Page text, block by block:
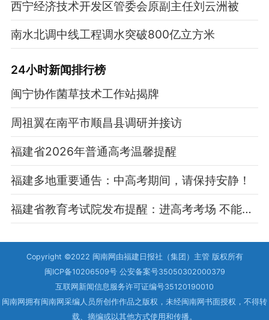
西宁经济技术开发区管委会原副主任刘云洲被
南水北调中线工程调水突破800亿立方米
24小时新闻排行榜
闽宁协作菌草技术工作站揭牌
周祖翼在南平市顺昌县调研并接访
福建省2026年普通高考温馨提醒
福建多地重要通告：中高考期间，请保持安静！
福建省教育考试院发布提醒：进高考考场 不能佩戴智能眼镜
Copyright ©2022 闽南网由福建日报社（集团）主管 版权所有
闽ICP备10206509号 公安备案号35050302000379
互联网新闻信息服务许可证编号35120190010
闽南网拥有闽南网采编人员所创作作品之版权，未经闽南网书面授权，不得转
载、摘编或以其他方式使用和传播。